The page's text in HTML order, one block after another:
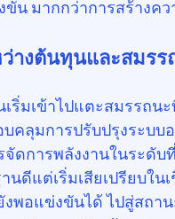
น มากกว่าการสร้างคว
างต้นทุนและสมรร
ริ่มเข้าไปแตะสมรรถ
ลุมการปรับปรุงระบบ
ดการพลังงานในระดั
ดีแต่เริ่มเสียเปรียบใน
พอแข่งขันได้ ไปสู่สถ